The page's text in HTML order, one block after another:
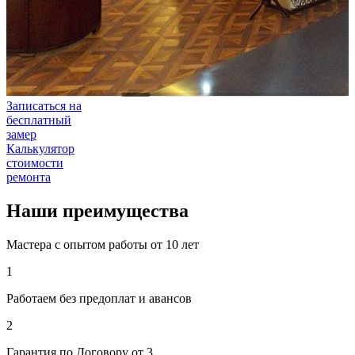
Записаться на
бесплатный
замер
Калькулятор
стоимости
ремонта
Наши преимущества
Мастера с опытом работы от 10 лет
1
Работаем без предоплат и авансов
2
Гарантия по Договору от 3